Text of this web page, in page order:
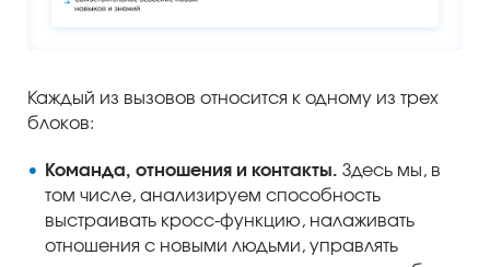
Каждый из вызовов относится к одному из трех
блоков:
Команда, отношения и контакты. Здесь мы, в
том числе, анализируем способность
выстраивать кросс-функцию, налаживать
отношения с новыми людьми, управлять